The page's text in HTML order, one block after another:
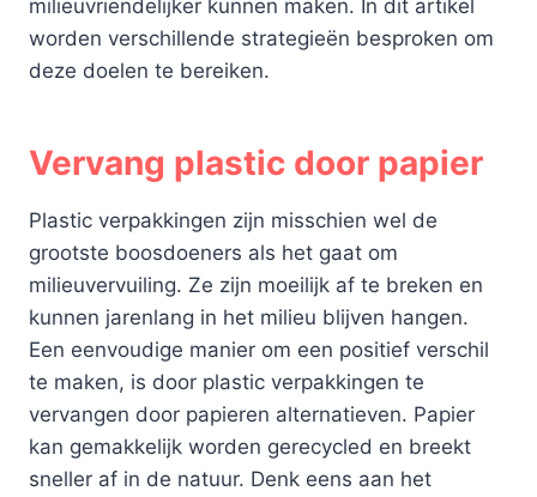
milieuvriendelijker kunnen maken. In dit artikel
worden verschillende strategieën besproken om
deze doelen te bereiken.
Vervang plastic door papier
Plastic verpakkingen zijn misschien wel de
grootste boosdoeners als het gaat om
milieuvervuiling. Ze zijn moeilijk af te breken en
kunnen jarenlang in het milieu blijven hangen.
Een eenvoudige manier om een positief verschil
te maken, is door plastic verpakkingen te
vervangen door papieren alternatieven. Papier
kan gemakkelijk worden gerecycled en breekt
sneller af in de natuur. Denk eens aan het